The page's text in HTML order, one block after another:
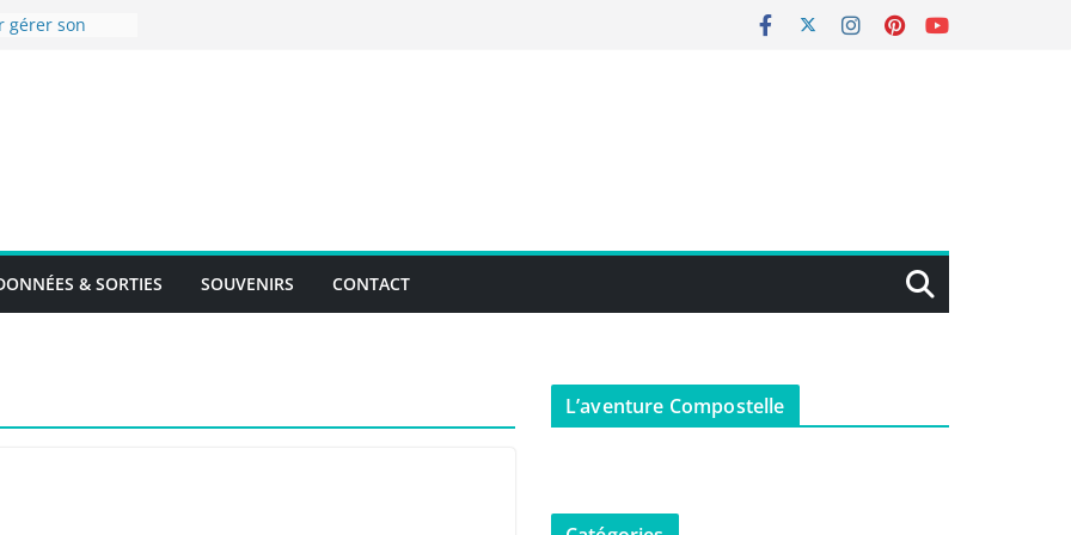
gérer son
la Via
de
souhaite une
2024 !& SORTIES SOUVENIRS CONTACT
L’aventure Compostelle